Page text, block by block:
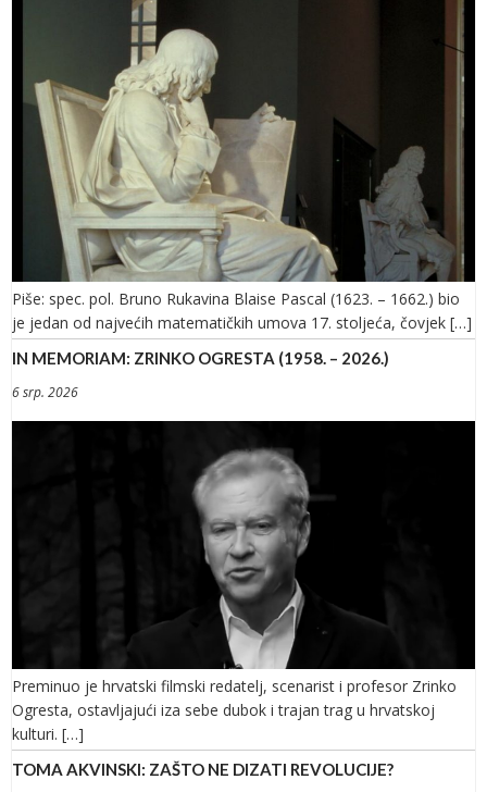
Piše: spec. pol. Bruno Rukavina Blaise Pascal (1623. – 1662.) bio
je jedan od najvećih matematičkih umova 17. stoljeća, čovjek […]
IN MEMORIAM: ZRINKO OGRESTA (1958. – 2026.)
6 srp. 2026
Preminuo je hrvatski filmski redatelj, scenarist i profesor Zrinko
Ogresta, ostavljajući iza sebe dubok i trajan trag u hrvatskoj
kulturi. […]
TOMA AKVINSKI: ZAŠTO NE DIZATI REVOLUCIJE?